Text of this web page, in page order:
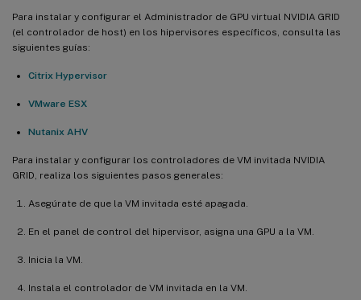
Para instalar y configurar el Administrador de GPU virtual NVIDIA GRID
(el controlador de host) en los hipervisores específicos, consulta las
siguientes guías:
Citrix Hypervisor
VMware ESX
Nutanix AHV
Para instalar y configurar los controladores de VM invitada NVIDIA
GRID, realiza los siguientes pasos generales:
Asegúrate de que la VM invitada esté apagada.
En el panel de control del hipervisor, asigna una GPU a la VM.
Inicia la VM.
Instala el controlador de VM invitada en la VM.